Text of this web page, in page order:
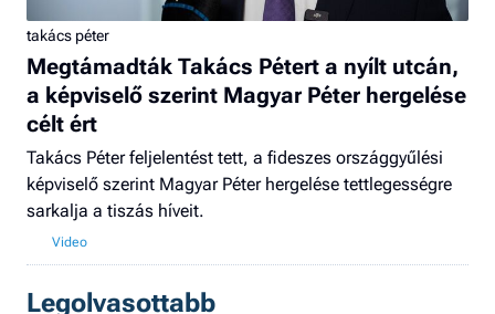
takács péter
Megtámadták Takács Pétert a nyílt utcán,
a képviselő szerint Magyar Péter hergelése
célt ért
Takács Péter feljelentést tett, a fideszes országgyűlési
képviselő szerint Magyar Péter hergelése tettlegességre
sarkalja a tiszás híveit.
Legolvasottabb